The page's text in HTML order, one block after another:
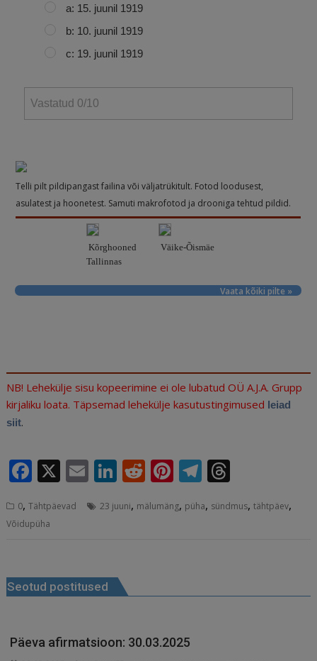
a: 15. juunil 1919
b: 10. juunil 1919
c: 19. juunil 1919
Vastatud 0/10
Telli pilt pildipangast failina või väljatrükitult. Fotod loodusest,
asulatest ja hoonetest. Samuti makrofotod ja drooniga tehtud pildid.
Kõrghooned
Tallinnas
Väike-Õismäe
Vaata kõiki pilte »
NB! Lehekülje sisu kopeerimine ei ole lubatud OÜ A.J.A. Grupp
kirjaliku loata. Täpsemad lehekülje kasutustingimused leiad
siit.
F
c
o
o
X E
ai
Li
k
n
R
d
Pi
te
T
e r
s
0,Tähtpäevad 23 juuni, mälumäng, püha, sündmus,tähtpäev,
Võidupüha
Seotud postitused
Päeva afirmatsioon: 30.03.2025